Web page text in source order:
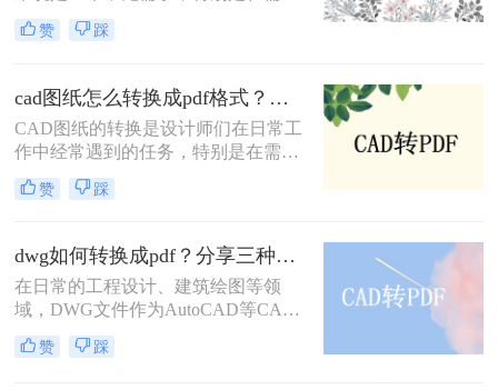
转换方式。
将图纸分享给不同平台或设备上的团
队成员时。PDF格式因其兼容性和稳
择。那么怎么把cad图纸转换成pdf
呢？本文将介绍四种将CAD图纸转换
为PDF的方法。
赞 踩
cad图纸怎么转换成pdf格式？教你三招解决！
CAD图纸的转换是设计师们在日常工
作中经常遇到的任务，特别是在需要
将设计成果分享给客户或团队成员
时，PDF格式因其广泛的兼容性和出
么转换成pdf格式呢？本文将介绍三种
将CAD图纸转换成PDF格式的方法。
赞 踩
dwg如何转换成pdf？分享三种常用的转换方法！
在日常的工程设计、建筑绘图等领
域，DWG文件作为AutoCAD等CAD
软件的标准文件格式，广泛应用于图
纸的创建和编辑。然而，为了更方便
赞 踩